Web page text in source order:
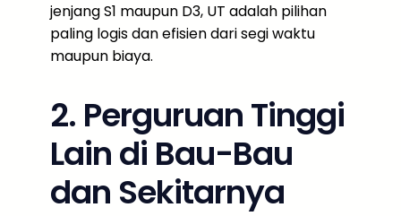
jenjang S1 maupun D3, UT adalah pilihan
paling logis dan efisien dari segi waktu
maupun biaya.
2. Perguruan Tinggi
Lain di Bau-Bau
dan Sekitarnya